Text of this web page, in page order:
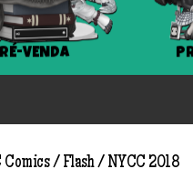
VENDA
Comics Flash NYCC 2018